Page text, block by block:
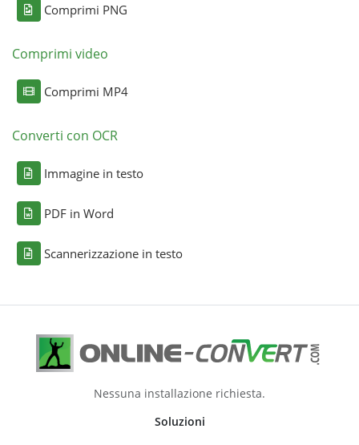
Comprimi PNG
Comprimi video
Comprimi MP4
Converti con OCR
Immagine in testo
PDF in Word
Scannerizzazione in testo
Nessuna installazione richiesta.
Soluzioni